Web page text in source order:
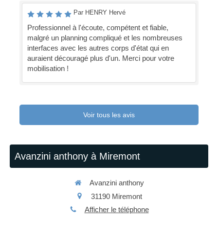
Par HENRY Hervé
Professionnel à l'écoute, compétent et fiable,
malgré un planning compliqué et les nombreuses
interfaces avec les autres corps d'état qui en
auraient découragé plus d'un. Merci pour votre
mobilisation !
Voir tous les avis
Avanzini anthony à Miremont
Avanzini anthony
31190 Miremont
Afficher le téléphone